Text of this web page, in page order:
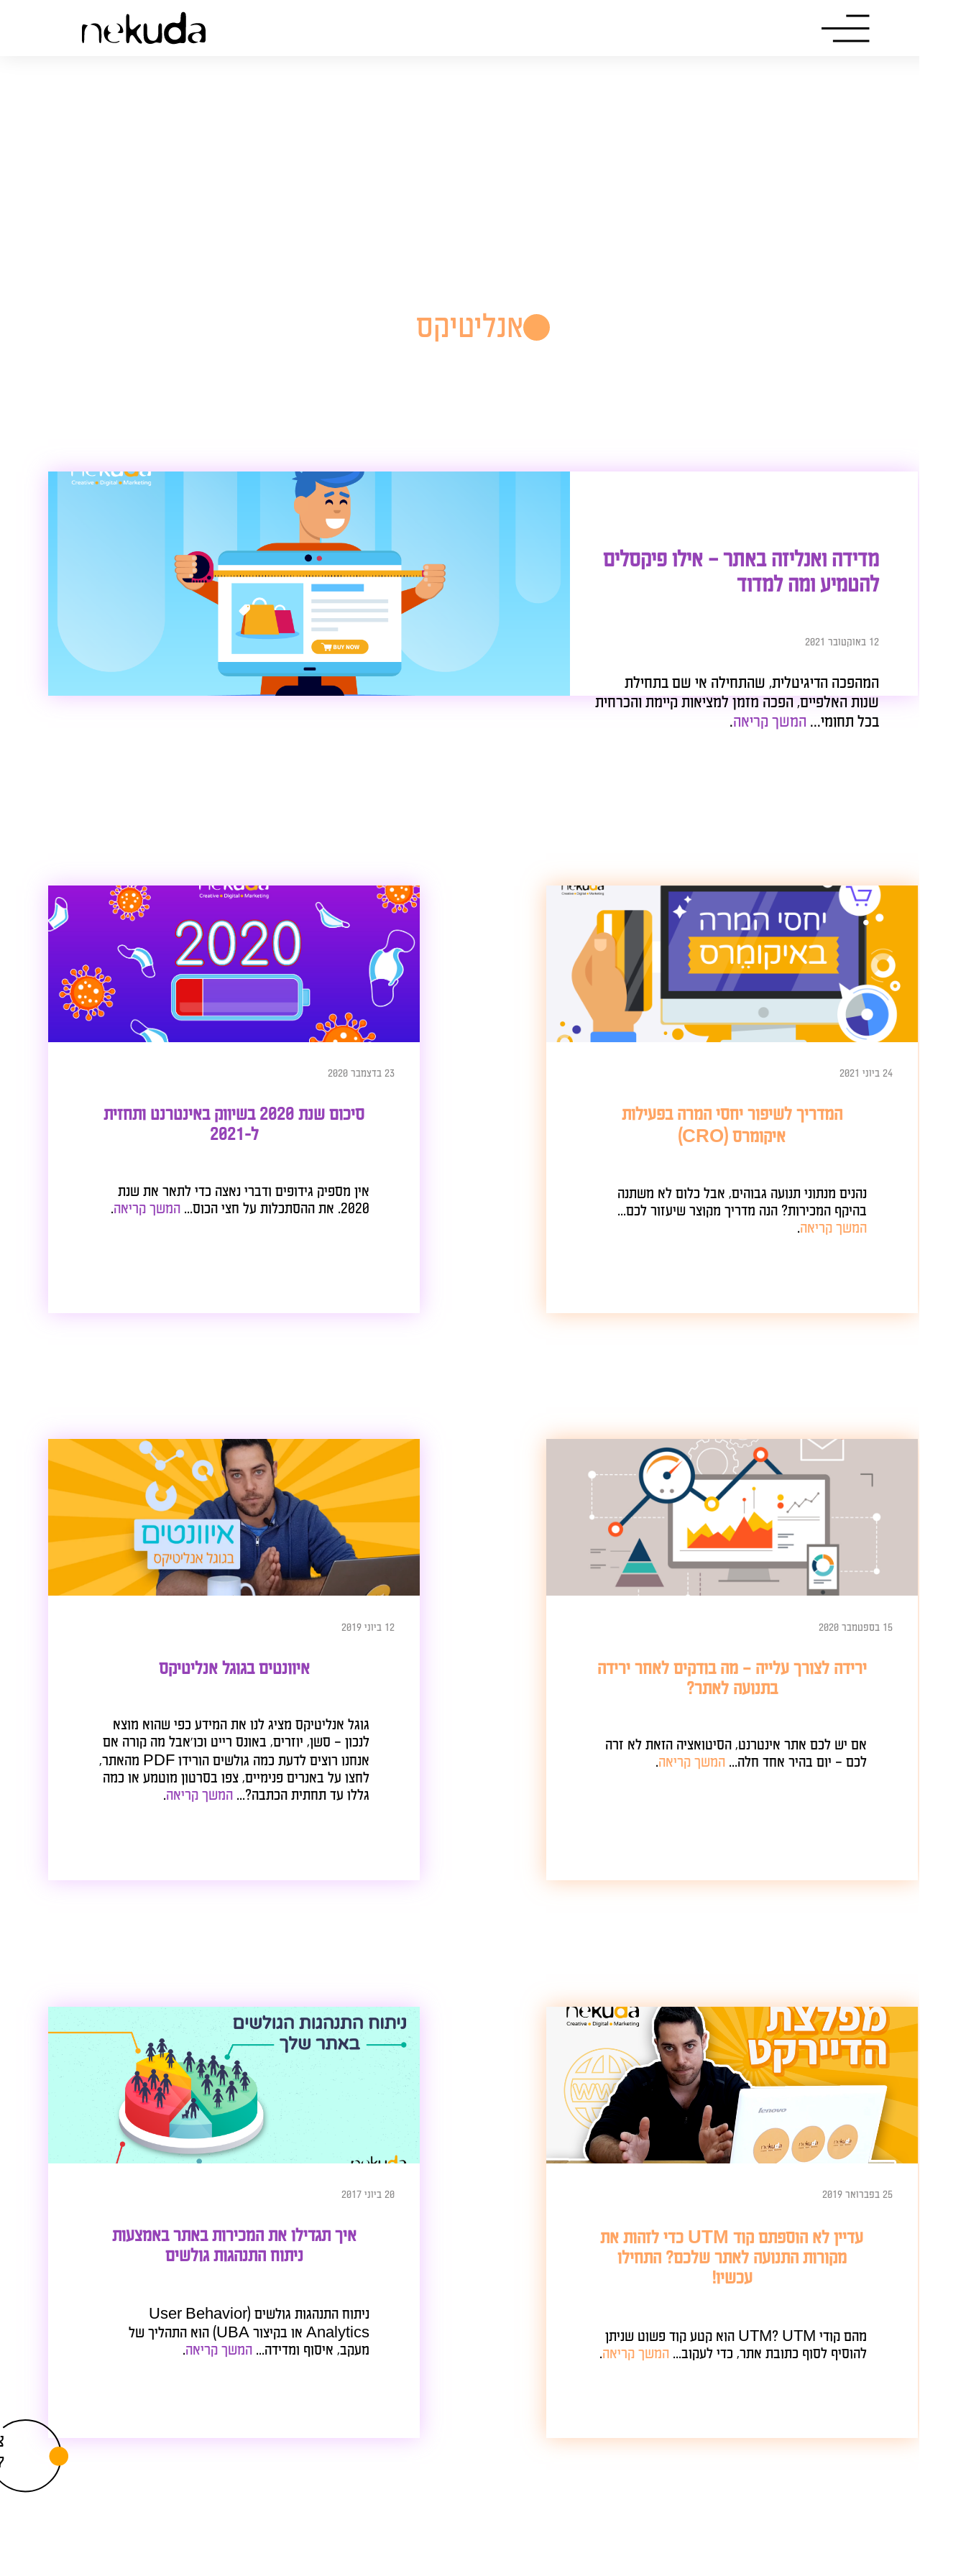
אנליטיקס
מדידה ואנליזה באתר – אילו פיקסלים
להטמיע ומה למדוד
המהפכה הדיגיטלית, שהתחילה אי שם בתחילת
שנות האלפיים, הפכה מזמן למציאות קיימת והכרחית
בכל תחומי... המשך קריאה.
המדריך לשיפור יחסי המרה בפעילות
איקומרס (CRO)
נהנים מנתוני תנועה גבוהים, אבל כלום לא משתנה
בהיקף המכירות? הנה מדריך מקוצר שיעזור לכם...
המשך קריאה.
סיכום שנת 2020 בשיווק באינטרנט ותחזית
אין מספיק גידופים ודברי נאצה כדי לתאר את שנת
המשך קריאה.
ירידה לצורך עלייה – מה בודקים לאחר ירידה
בתנועה לאתר?
אם יש לכם אתר אינטרנט, הסיטואציה הזאת לא זרה
לכם – יום בהיר אחד חלה...המשך קריאה.
איוונטים בגוגל אנליטיקס
גוגל אנליטיקס מציג לנו את המידע כפי שהוא מוצא
לנכון – סשן, יוזרים, באונס רייט וכו'אבל מה קורה אם
אנחנו רוצים לדעת כמה גולשים הורידו PDF מהאתר,
לחצו על באנרים פנימיים, צפו בסרטון מוטמע או כמה
גללו עד תחתית הכתבה?...המשך קריאה.
עדיין לא הוספתם קוד UTM כדי לזהות את
מקורות התנועה לאתר שלכם? התחילו
מהם קודי UTM? UTM הוא קטע קוד פשוט שניתן
להוסיף לסוף כתובת אתר, כדי לעקוב... המשך קריאה.
איך תגדילו את המכירות באתר באמצעות
ניתוח התנהגות גולשים
ניתוח התנהגות גולשים (User Behavior
Analytics או בקיצור UBA) הוא התהליך של
מעקב, איסוף ומדידה...המשך קריאה.